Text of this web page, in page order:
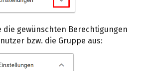
die gewünschten Berechtigungen
bzw. die Gruppe aus: